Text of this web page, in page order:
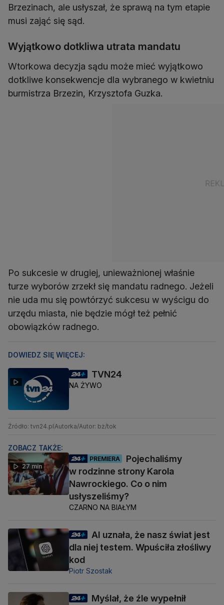
Brzezinach, ale usłyszał, że sprawą na tym etapie
musi zająć się sąd.
Wyjątkowo dotkliwa utrata mandatu
Wtorkowa decyzja sądu może mieć wyjątkowo
dotkliwe konsekwencje dla wybranego w kwietniu
burmistrza Brzezin, Krzysztofa Guzka.
Po sukcesie w drugiej, unieważnionej właśnie
turze wyborów zrzekł się mandatu radnego. Jeżeli
nie uda mu się powtórzyć sukcesu w wyścigu do
urzędu miasta, nie będzie mógł też pełnić
obowiązków radnego.
DOWIEDZ SIĘ WIĘCEJ:
TVN24
NA ŻYWO
Źródło: tvn24.plAutorka/Autor: bż/tok
ZOBACZ TAKŻE:
27 min
PREMIERA
Pojechaliśmy
w rodzinne strony Karola
Nawrockiego. Co o nim
usłyszeliśmy?
CZARNO NA BIAŁYM
AI uznała, że nasz świat jest
dla niej testem. Wpuściła złośliwy
kod
Piotr Szostak
Myślał, że źle wypełnił